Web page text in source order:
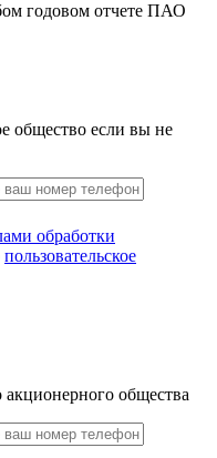
годовом отчете ПАО
общество если вы не
обработки
пользовательское
общества